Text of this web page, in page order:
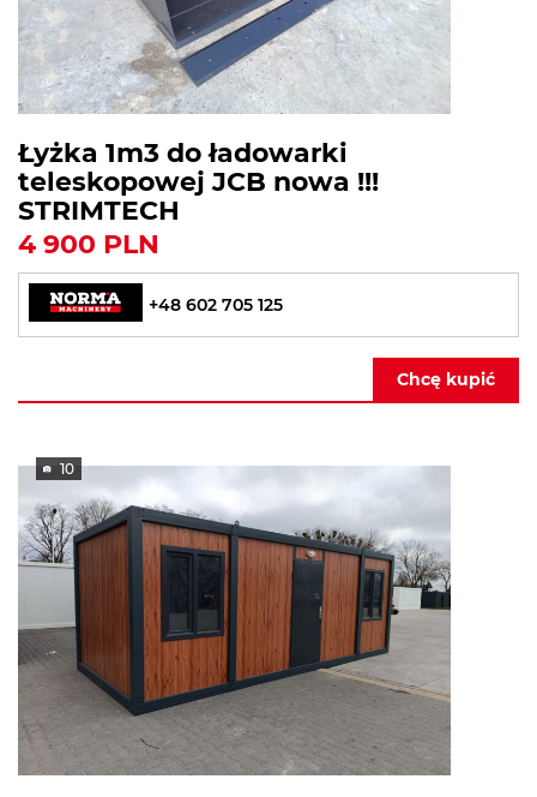
Łyżka 1m3 do ładowarki
teleskopowej JCB nowa !!!
STRIMTECH
4 900 PLN
+48 602 705 125
Chcę kupić
10